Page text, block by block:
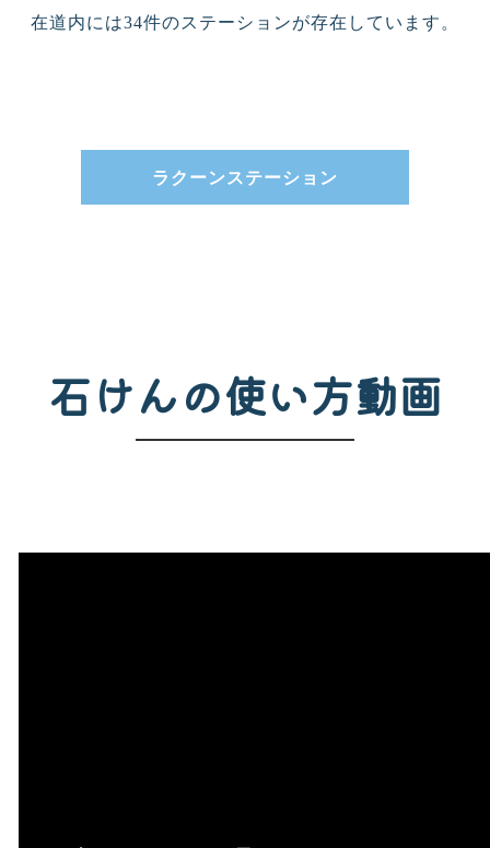
在道内には34件のステーションが存在しています。
ラクーンステーション
石けんの使い方動画